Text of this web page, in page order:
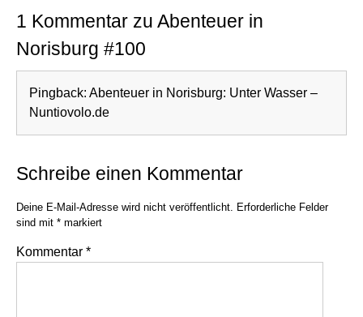
1 Kommentar zu Abenteuer in
Norisburg #100
Pingback: Abenteuer in Norisburg: Unter Wasser –
Nuntiovolo.de
Schreibe einen Kommentar
Deine E-Mail-Adresse wird nicht veröffentlicht. Erforderliche Felder
sind mit * markiert
Kommentar *